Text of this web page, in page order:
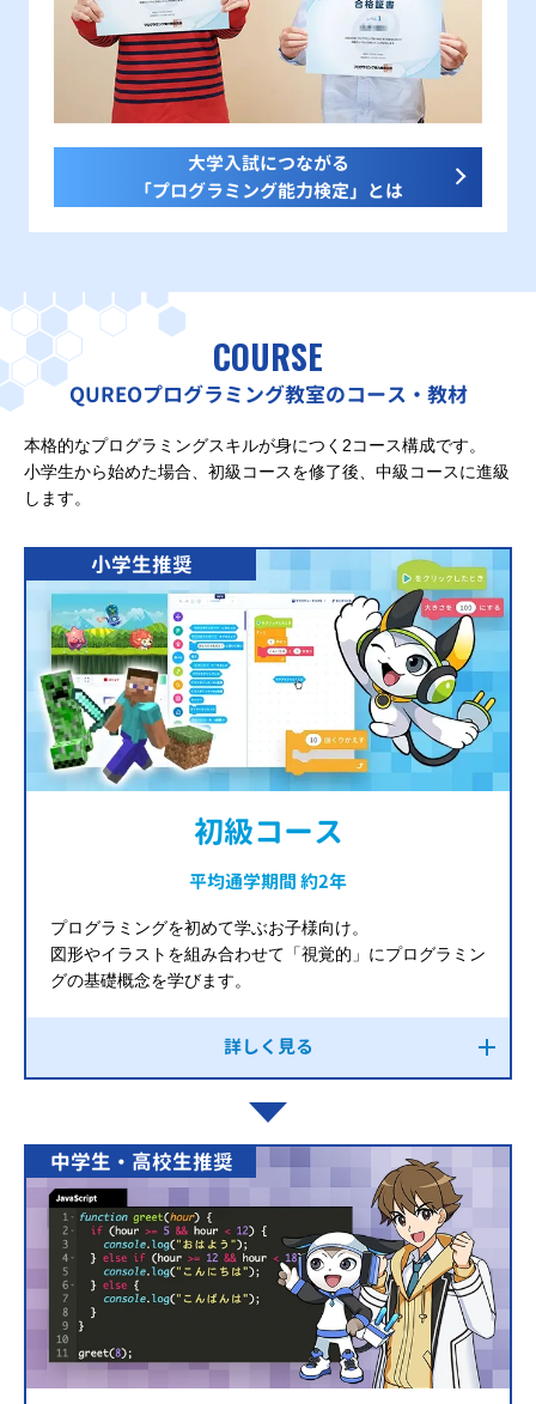
大学入試につながる
「プログラミング能力検定」とは
COURSE
QUREOプログラミング教室のコース・教材
本格的なプログラミングスキルが身につく2コース構成です。
小学生から始めた場合、初級コースを修了後、中級コースに進級
します。
小学生推奨
初級コース
平均通学期間 約2年
プログラミングを初めて学ぶお子様向け。
図形やイラストを組み合わせて「視覚的」にプログラミン
グの基礎概念を学びます。
詳しく見る
中学生・高校生推奨